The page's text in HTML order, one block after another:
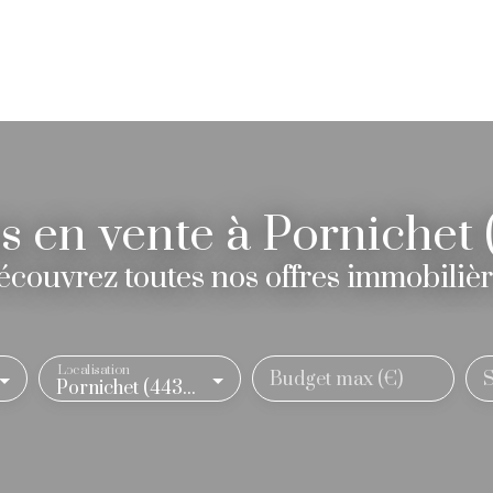
Nos biens à Paris
en vente à Pornichet
toutes nos offres
Pornichet (44380)
Localisation Budget max (€)